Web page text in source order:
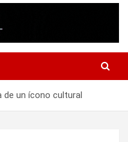
de un ícono cultural